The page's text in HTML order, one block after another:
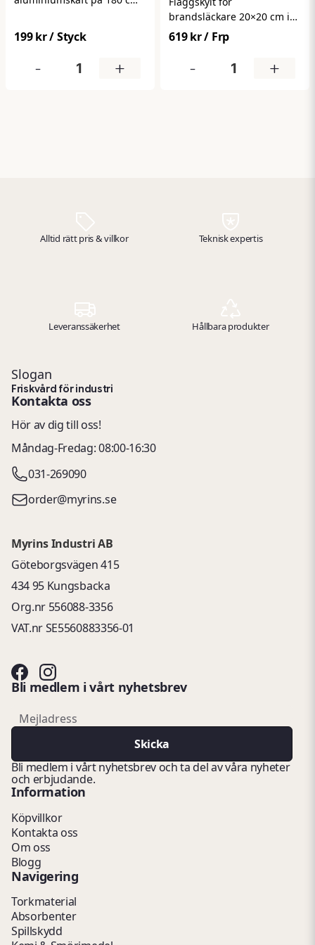
städning och daglig
användning. Det låga
robust konstruktion ger bra
199 kr/ Styck
- +
brandsläckare 20×20 cm i
aluminium ger tydlig och
effektiv märkning av
brandsläckningsutrustning.
Den dubbelsidiga designen
619 kr/ Frp
- +
Alltid rätt pris & villkor Teknisk expertis
Leveranssäkerhet Hållbara produkter
Slogan
Friskvård för industri
Kontakta oss
Hör av dig till oss!
Måndag-Fredag: 08:00-16:30
031-269090
order@myrins.se
Myrins Industri AB
Göteborgsvägen 415
434 95 Kungsbacka
Org.nr 556088-3356
VAT.nr SE5560883356-01
Bli medlem i vårt nyhetsbrev
email
Mejladress
Skicka
Bli medlem i vårt nyhetsbrev och ta del av våra nyheter
och erbjudande.
Information
Köpvillkor
Kontakta oss
Om oss
Blogg
Navigering
Torkmaterial
Absorbenter
Spillskydd